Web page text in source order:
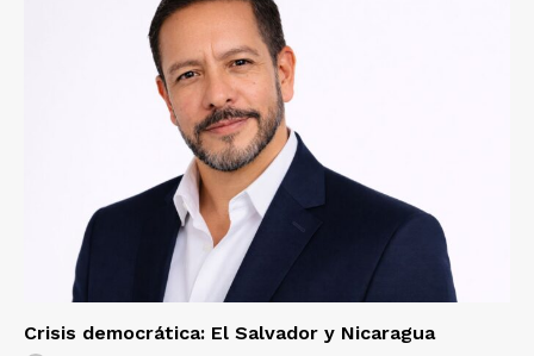
Crisis democrática: El Salvador y Nicaragua